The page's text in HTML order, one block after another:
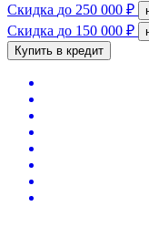
Скидка до 250 000 ₽
Скидка до 150 000 ₽
Купить в кредит